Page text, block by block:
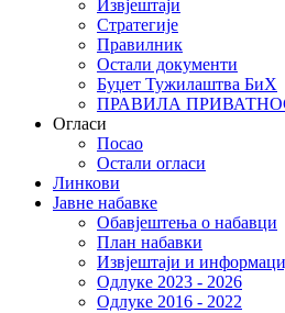
Извјештаји
Стратегије
Правилник
Остали документи
Буџет Тужилаштва БиХ
ПРАВИЛА
Огласи
Посао
Остали огласи
Линкови
Јавне набавке
Обавјештења о набавци
План набавки
Извјештаји и
Одлуке 2023 - 2026
Одлуке 2016 - 2022